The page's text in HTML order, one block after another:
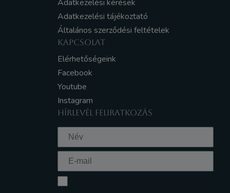
Adatkezelési kérések
Adatkezelési tájékoztató
Általános szerződési feltételek
KAPCSOLAT
Elérhetőségeink
Facebook
Youtube
Instagram
HÍRLEVÉL FELIRATKOZÁS